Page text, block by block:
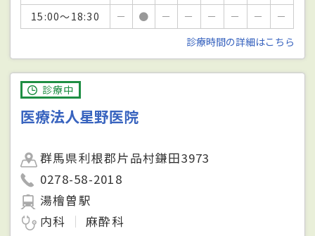
15:00～18:30
－ ● － － － － －
－
診療時間の詳細はこちら
診療中
医療法人星野医院
群馬県利根郡片品村鎌田3973
0278-58-2018
湯檜曽駅
内科
麻酔科